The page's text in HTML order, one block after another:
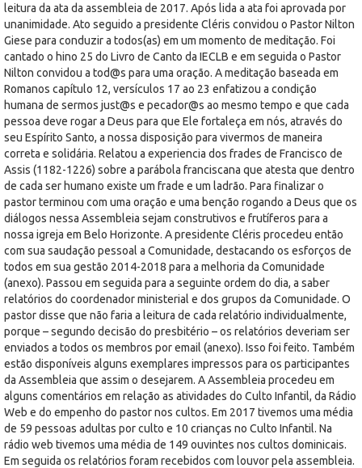
leitura da ata da assembleia de 2017. Após lida a ata foi aprovada por
unanimidade. Ato seguido a presidente Cléris convidou o Pastor Nilton
Giese para conduzir a todos(as) em um momento de meditação. Foi
cantado o hino 25 do Livro de Canto da IECLB e em seguida o Pastor
Nilton convidou a tod@s para uma oração. A meditação baseada em
Romanos capítulo 12, versículos 17 ao 23 enfatizou a condição
humana de sermos just@s e pecador@s ao mesmo tempo e que cada
pessoa deve rogar a Deus para que Ele fortaleça em nós, através do
seu Espírito Santo, a nossa disposição para vivermos de maneira
correta e solidária. Relatou a experiencia dos frades de Francisco de
Assis (1182-1226) sobre a parábola franciscana que atesta que dentro
de cada ser humano existe um frade e um ladrão. Para finalizar o
pastor terminou com uma oração e uma benção rogando a Deus que os
diálogos nessa Assembleia sejam construtivos e frutíferos para a
nossa igreja em Belo Horizonte. A presidente Cléris procedeu então
com sua saudação pessoal a Comunidade, destacando os esforços de
todos em sua gestão 2014-2018 para a melhoria da Comunidade
(anexo). Passou em seguida para a seguinte ordem do dia, a saber
relatórios do coordenador ministerial e dos grupos da Comunidade. O
pastor disse que não faria a leitura de cada relatório individualmente,
porque – segundo decisão do presbitério – os relatórios deveriam ser
enviados a todos os membros por email (anexo). Isso foi feito. Também
estão disponíveis alguns exemplares impressos para os participantes
da Assembleia que assim o desejarem. A Assembleia procedeu em
alguns comentários em relação as atividades do Culto Infantil, da Rádio
Web e do empenho do pastor nos cultos. Em 2017 tivemos uma média
de 59 pessoas adultas por culto e 10 crianças no Culto Infantil. Na
rádio web tivemos uma média de 149 ouvintes nos cultos dominicais.
Em seguida os relatórios foram recebidos com louvor pela assembleia.